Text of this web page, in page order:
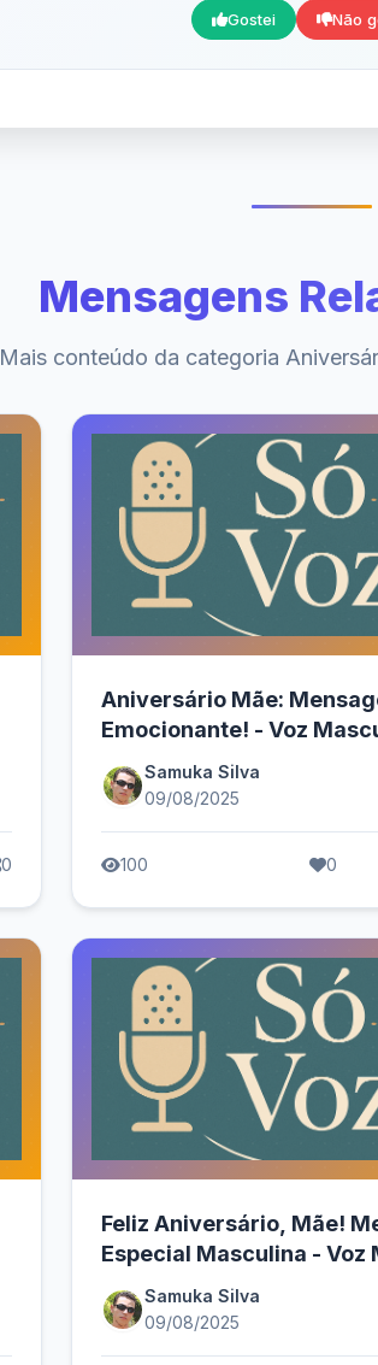
Gostei Não
Mensagens
Mais conteúdo da categoria
0
Aniversário Mãe:
Emocionante! - Voz
Samuka Silva
09/08/2025
100 0
Feliz Aniversário, Mãe!
Especial Masculina - Voz
Samuka Silva
09/08/2025